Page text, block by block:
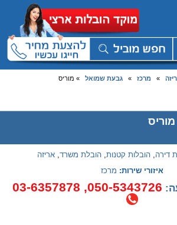
» מרכז » גבעת שמואל » מוריס
מוריס
דירה, הובלות קטנות, הובלת משרד, אריזה
איזורי שירות: מרכז
050-5343726
,
03-6357878